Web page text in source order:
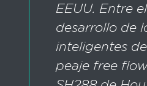
EEUU. Entre
desarrollo de
inteligentes
peaje free